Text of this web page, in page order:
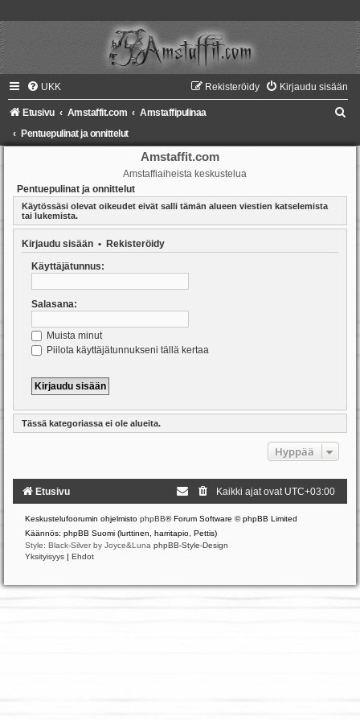
UKK Kirjaudu sisään
Rekisteröidy
Etusivu Amstaffit.com
Amstaffipulinaa
Pentuepulinat ja onnittelut
Amstaffit.com
Amstaffiaiheista keskustelua
Pentuepulinat ja onnittelut
Käytössäsi olevat oikeudet eivät salli tämän alueen viestien katselemista
tai lukemista.
Kirjaudu sisään • Rekisteröidy
Käyttäjätunnus:
Salasana:
Muista minut
Piilota käyttäjätunnukseni tällä kertaa
Tässä kategoriassa ei ole alueita.
Hyppää
Etusivu Kaikki ajat ovat UTC+03:00
Keskustelufoorumin ohjelmisto phpBB® Forum Software © phpBB Limited
Käännös: phpBB Suomi (lurttinen, harritapio, Pettis)
Style: Black-Silver by Joyce&Luna phpBB-Style-Design
Yksityisyys | Ehdot